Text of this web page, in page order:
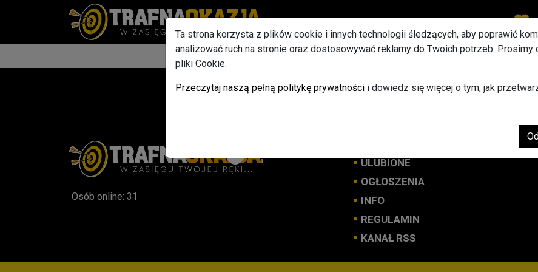
Osób online: 31
STRONA GŁÓWNA
ULUBIONE
OGŁOSZENIA
INFO
REGULAMIN
KANAŁ RSS
Ta strona korzysta z plików cookie i innych technologii śledzących, aby poprawić
analizować ruch na stronie oraz dostosowywać reklamy do Twoich potrzeb. Prosimy
pliki Cookie.
Przeczytaj naszą pełną politykę prywatności i dowiedz się więcej o tym, jak